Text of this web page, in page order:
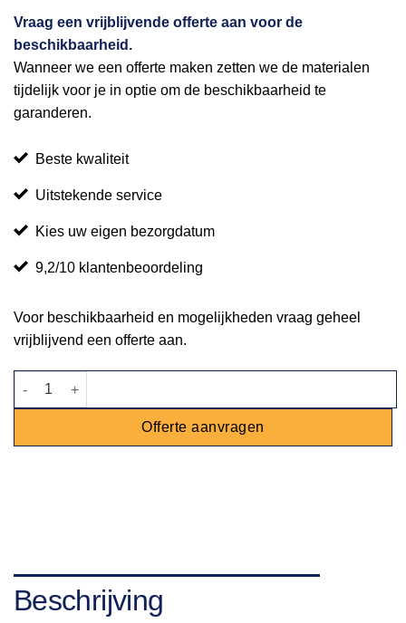
Vraag een vrijblijvende offerte aan voor de
beschikbaarheid.
Wanneer we een offerte maken zetten we de materialen
tijdelijk voor je in optie om de beschikbaarheid te
garanderen.
Beste kwaliteit
Uitstekende service
Kies uw eigen bezorgdatum
9,2/10 klantenbeoordeling
Voor beschikbaarheid en mogelijkheden vraag geheel
vrijblijvend een offerte aan.
Buffettafel 122x76cm aantal
Offerte aanvragen
Beschrijving